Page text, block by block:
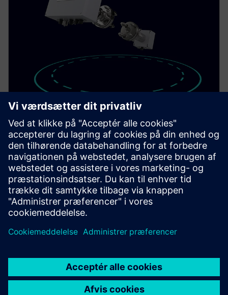
SITRANS TDL
Achieve fast, selective gas measurement with the in-
situ gas analyzer SITRANS TDL for a wide range of
different gases.